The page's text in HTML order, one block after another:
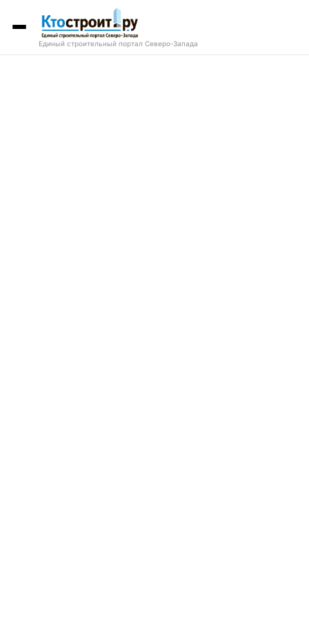
Единый строительный портал Северо-Запада